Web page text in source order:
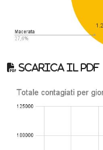
Scarica il pdf